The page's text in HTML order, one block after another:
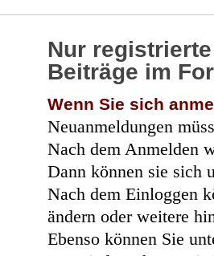
Nur
Beiträge im
Wenn Sie sich
Neuanmeldungen
Nach dem Anmelden
Dann können sie sich
Nach dem Einloggen
ändern oder weitere
Ebenso können Sie